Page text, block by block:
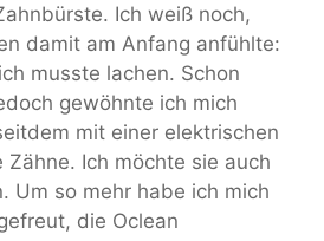
Ich weiß noch,
damit am Anfang anfühlte:
musste lachen. Schon
gewöhnte ich mich
mit einer elektrischen
Zähne. Ich möchte sie auch
Um so mehr habe ich mich
die Oclean